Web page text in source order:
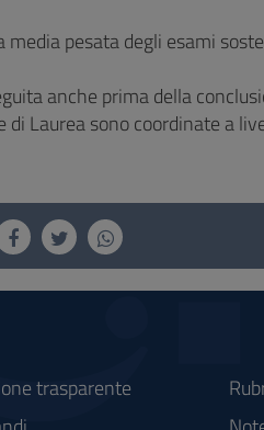
pesata degli esami
anche prima della
Laurea sono coordinate a
trasparente